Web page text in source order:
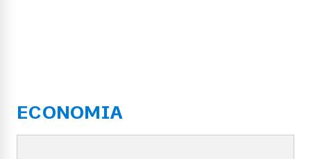
ECONOMIA